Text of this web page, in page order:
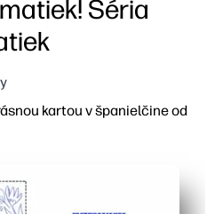
Séria
kartou v španielčine od
pre dvojjazyčné rodiny,